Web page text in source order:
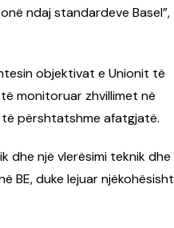
ndaj standardeve Basel”,
objektivat e Unionit të
monitoruar zhvillimet në
përshtatshme afatgjatë.
dhe një vlerësimi teknik dhe
BE, duke lejuar njëkohësisht